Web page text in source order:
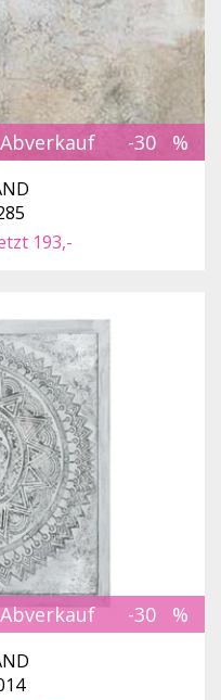
Abverkauf -30
193,-
Abverkauf -30